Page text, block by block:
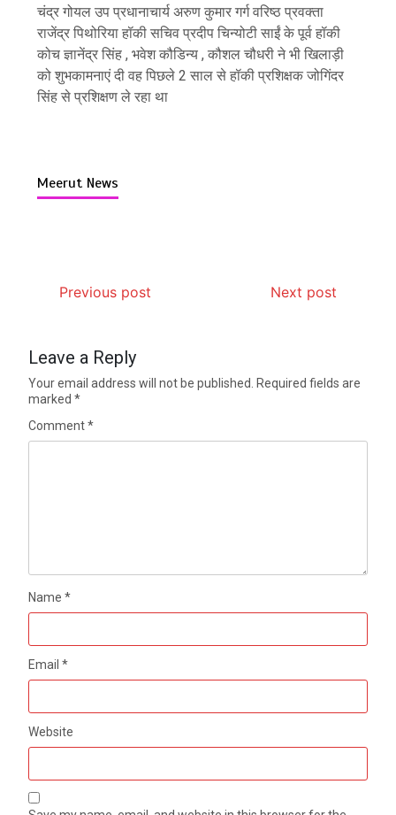
चंद्र गोयल उप प्रधानाचार्य अरुण कुमार गर्ग वरिष्ठ प्रवक्ता
राजेंद्र पिथोरिया हॉकी सचिव प्रदीप चिन्योटी साईं के पूर्व हॉकी
कोच ज्ञानेंद्र सिंह , भवेश कौडिन्य‌ , कौशल चौधरी ने भी खिलाड़ी
को शुभकामनाएं दी वह पिछले 2 साल से हॉकी प्रशिक्षक जोगिंदर
सिंह से प्रशिक्षण ले रहा था
Meerut News
Previous post Next post
Leave a Reply
Your email address will not be published.
Required fields are
marked*
Comment*
Name*
Email*
Website